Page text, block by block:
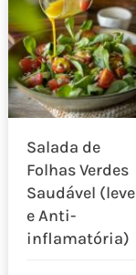
Salada de
Folhas Verdes
Saudável (leve
e Anti-
inflamatória)